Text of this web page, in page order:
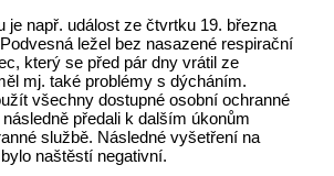
je např. událost ze čtvrtku 19. března
ležel bez nasazené respirační
který se před pár dny vrátil ze
mj. také problémy s dýcháním.
všechny dostupné osobní ochranné
předali k dalším úkonům
službě. Následné vyšetření na
naštěstí negativní.